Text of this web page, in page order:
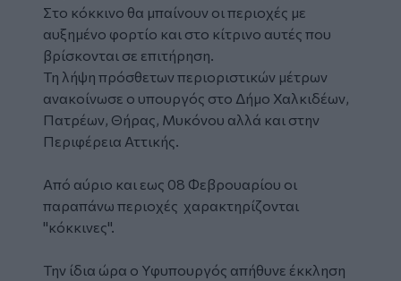
Στο κόκκινο θα μπαίνουν οι περιοχές με
αυξημένο φορτίο και στο κίτρινο αυτές που
βρίσκονται σε επιτήρηση.
Τη λήψη πρόσθετων περιοριστικών μέτρων
ανακοίνωσε ο υπουργός στο Δήμο Χαλκιδέων,
Πατρέων, Θήρας, Μυκόνου αλλά και στην
Περιφέρεια Αττικής.
Από αύριο και εως 08 Φεβρουαρίου οι
παραπάνω περιοχές χαρακτηρίζονται
"κόκκινες".
Την ίδια ώρα ο Υφυπουργός απήθυνε έκκληση